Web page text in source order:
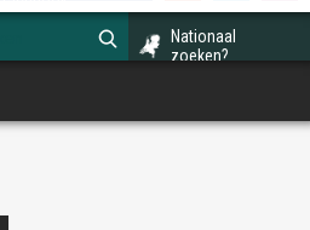
Nationaal
zoeken?